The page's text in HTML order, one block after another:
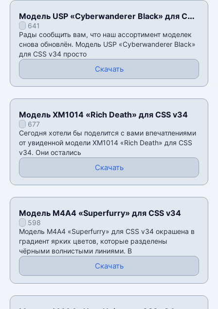
Модель USP «Cyberwanderer Black» для CSS
v34641
Рады сообщить вам, что наш ассортимент моделек
снова обновлён. Модель USP «Cyberwanderer Black»
для CSS v34 просто
Скачать
Модель XM1014 «Rich Death» для CSS v34
677
Сегодня хотели бы поделится с вами впечатлениями
от увиденной модели XM1014 «Rich Death» для CSS
v34. Они остались
Скачать
Модель М4А4 «Superfurry» для CSS v34
598
Модель М4А4 «Superfurry» для CSS v34 окрашена в
градиент ярких цветов, которые разделены
чёрными волнистыми линиями. В
Скачать